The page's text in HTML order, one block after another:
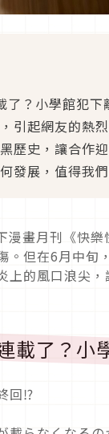
了？小學館犯
引起網友的熱
歷史，讓合作
發展，值得我
漫畫月刊《快
。但在6月中旬
上的風口浪尖
載了？小
回⁉︎